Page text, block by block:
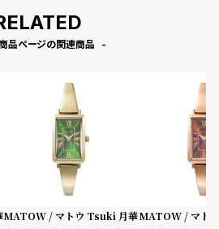
品ページの関連商品
MATOW / マトウ Tsuki 月華MATOW / マト